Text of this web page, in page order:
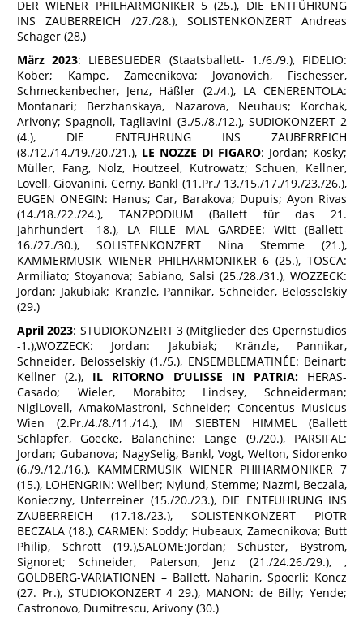
DER WIENER PHILHARMONIKER 5 (25.), DIE ENTFÜHRUNG
INS ZAUBERREICH /27./28.), SOLISTENKONZERT Andreas
Schager (28,)
März 2023: LIEBESLIEDER (Staatsballett- 1./6./9.), FIDELIO:
Kober; Kampe, Zamecnikova; Jovanovich, Fischesser,
Schmeckenbecher, Jenz, Häßler (2./4.), LA CENERENTOLA:
Montanari; Berzhanskaya, Nazarova, Neuhaus; Korchak,
Arivony; Spagnoli, Tagliavini (3./5./8./12.), SUDIOKONZERT 2
(4.), DIE ENTFÜHRUNG INS ZAUBERREICH
(8./12./14./19./20./21.), LE NOZZE DI FIGARO: Jordan; Kosky;
Müller, Fang, Nolz, Houtzeel, Kutrowatz; Schuen, Kellner,
Lovell, Giovanini, Cerny, Bankl (11.Pr./ 13./15./17./19./23./26.),
EUGEN ONEGIN: Hanus; Car, Barakova; Dupuis; Ayon Rivas
(14./18./22./24.), TANZPODIUM (Ballett für das 21.
Jahrhundert- 18.), LA FILLE MAL GARDEE: Witt (Ballett-
16./27./30.), SOLISTENKONZERT Nina Stemme (21.),
KAMMERMUSIK WIENER PHILHARMONIKER 6 (25.), TOSCA:
Armiliato; Stoyanova; Sabiano, Salsi (25./28./31.), WOZZECK:
Jordan; Jakubiak; Kränzle, Pannikar, Schneider, Belosselskiy
(29.)
April 2023: STUDIOKONZERT 3 (Mitglieder des Opernstudios
-1.),WOZZECK: Jordan: Jakubiak; Kränzle, Pannikar,
Schneider, Belosselskiy (1./5.), ENSEMBLEMATINÉE: Beinart;
Kellner (2.), IL RITORNO D’ULISSE IN PATRIA:HERAS-
Casado; Wieler, Morabito; Lindsey, Schneiderman;
NiglLovell, AmakoMastroni, Schneider; Concentus Musicus
Wien (2.Pr./4./8./11./14.), IM SIEBTEN HIMMEL (Ballett
Schläpfer, Goecke, Balanchine: Lange (9./20.), PARSIFAL:
Jordan; Gubanova; NagySelig, Bankl, Vogt, Welton, Sidorenko
(6./9./12./16.), KAMMERMUSIK WIENER PHIHARMONIKER 7
(15.), LOHENGRIN: Wellber; Nylund, Stemme; Nazmi, Beczala,
Konieczny, Unterreiner (15./20./23.), DIE ENTFÜHRUNG INS
ZAUBERREICH (17.18./23.), SOLISTENKONZERT PIOTR
BECZALA (18.), CARMEN: Soddy; Hubeaux, Zamecnikova; Butt
Philip, Schrott (19.),SALOME:Jordan; Schuster, Byström,
Signoret; Schneider, Paterson, Jenz (21./24.26./29.), ,
GOLDBERG-VARIATIONEN – Ballett, Naharin, Spoerli: Koncz
(27. Pr.), STUDIOKONZERT 4 29.), MANON: de Billy; Yende;
Castronovo, Dumitrescu, Arivony (30.)